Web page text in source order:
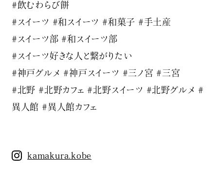
#飲むわらび餅
#スイーツ #和スイーツ #和菓子 #手土産
#スイーツ部 #和スイーツ部
#スイーツ好きな人と繋がりたい
#神戸グルメ #神戸スイーツ #三ノ宮 #三宮
#北野 #北野カフェ #北野スイーツ #北野グルメ #
異人館 #異人館カフェ
kamakura.kobe